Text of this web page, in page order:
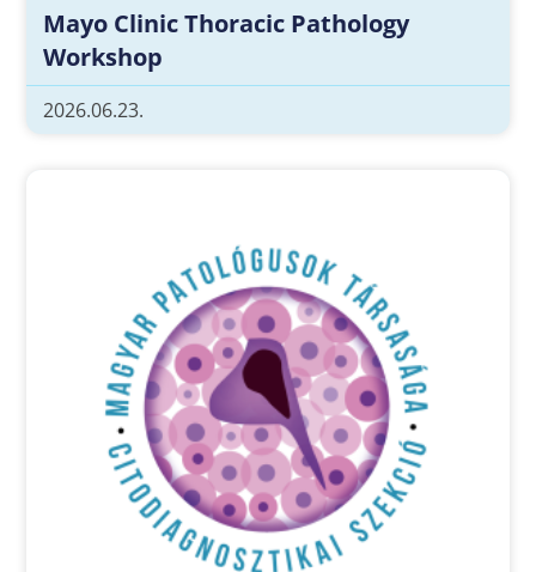
Mayo Clinic Thoracic Pathology
Workshop
2026.06.23.